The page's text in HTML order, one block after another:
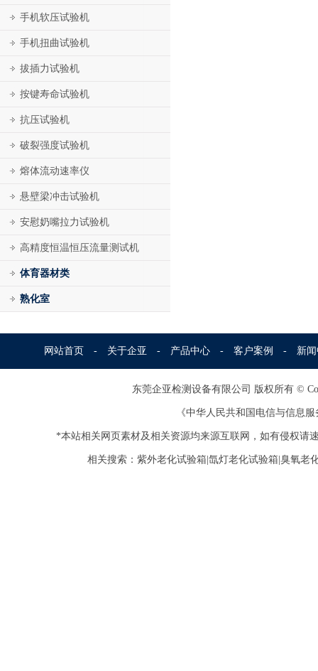
手机软压试验机
手机扭曲试验机
拔插力试验机
按键寿命试验机
抗压试验机
破裂强度试验机
熔体流动速率仪
悬壁梁冲击试验机
安慰奶嘴拉力试验机
高精度恒温恒压流量测试机
体育器材类
熟化室
网站首页 - 关于企亚 - 产品中心- 客户案例 - 新
东莞企亚检测设备有限公司 版权所有 ©
《中华人民共和国电信与信息
*本站相关网页素材及相关资源均来源互联网，如有侵权
相关搜索：紫外老化试验箱|氙灯老化试验箱|臭氧老